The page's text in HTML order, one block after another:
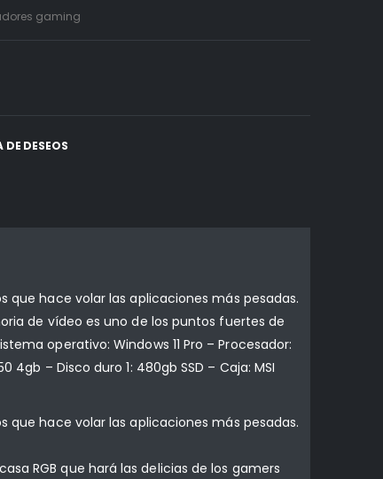
gaming
DE DESEOS
que hace volar las aplicaciones más pesadas.
de vídeo es uno de los puntos fuertes de
operativo: Windows 11 Pro – Procesador:
4gb – Disco duro 1: 480gb SSD – Caja: MSI
que hace volar las aplicaciones más pesadas.
RGB que hará las delicias de los gamers